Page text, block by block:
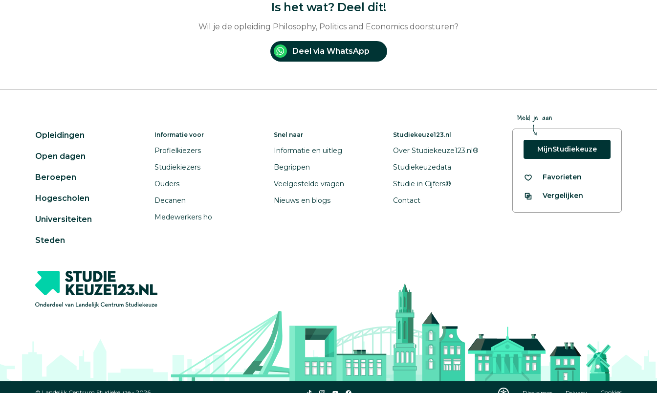
Is het wat? Deel dit!
Wil je de opleiding Philosophy, Politics and Economics doorsturen?
Deel via WhatsApp
Opleidingen
Open dagen
Beroepen
Hogescholen
Universiteiten
Steden
Informatie voor
Profielkiezers
Studiekiezers
Ouders
Decanen
Medewerkers ho
Snel naar
Informatie en uitleg
Begrippen
Veelgestelde vragen
Nieuws en blogs
Studiekeuze123.nl
Over Studiekeuze123.nl®
Studiekeuzedata
Studie in Cijfers®
Contact
Meld je aan
MijnStudiekeuze
Favorieten
Vergelijken